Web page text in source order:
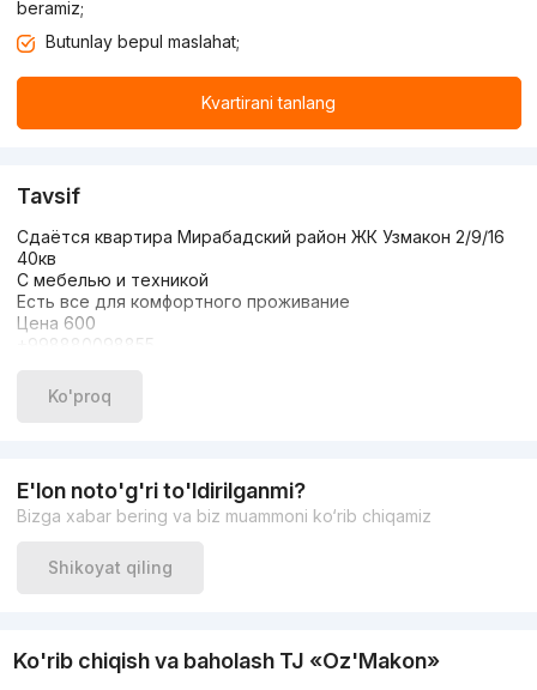
beramiz;
Butunlay bepul maslahat;
Kvartirani tanlang
Tavsif
Сдаётся квартира Мирабадский район ЖК Узмакон 2/9/16
40кв
С мебелью и техникой
Есть все для комфортного проживание
Цена 600
+998880098855
Ko'proq
E'lon noto'g'ri to'ldirilganmi?
Bizga xabar bering va biz muammoni ko‘rib chiqamiz
Shikoyat qiling
Ko'rib chiqish va baholash TJ «Oz'Makon»